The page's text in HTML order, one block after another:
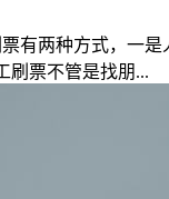
有两种方式，一
刷票不管是找朋...